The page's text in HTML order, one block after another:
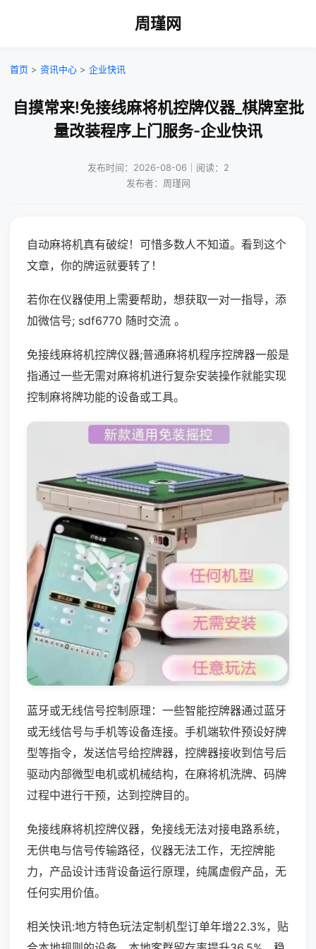
周瑾网
首页 > 资讯中心 > 企业快讯
自摸常来!免接线麻将机控牌仪器_棋牌室批
量改装程序上门服务-企业快讯
发布时间：2026-08-06｜阅读：2
发布者：周瑾网
自动麻将机真有破绽！可惜多数人不知道。看到这个
文章，你的牌运就要转了！
若你在仪器使用上需要帮助，想获取一对一指导，添
加微信号; sdf6770 随时交流 。
免接线麻将机控牌仪器;普通麻将机程序控牌器一般是
指通过一些无需对麻将机进行复杂安装操作就能实现
控制麻将牌功能的设备或工具。
蓝牙或无线信号控制原理：一些智能控牌器通过蓝牙
或无线信号与手机等设备连接。手机端软件预设好牌
型等指令，发送信号给控牌器，控牌器接收到信号后
驱动内部微型电机或机械结构，在麻将机洗牌、码牌
过程中进行干预，达到控牌目的。
免接线麻将机控牌仪器，免接线无法对接电路系统，
无供电与信号传输路径，仪器无法工作，无控牌能
力，产品设计违背设备运行原理，纯属虚假产品，无
任何实用价值。
相关快讯:地方特色玩法定制机型订单年增22.3%，贴